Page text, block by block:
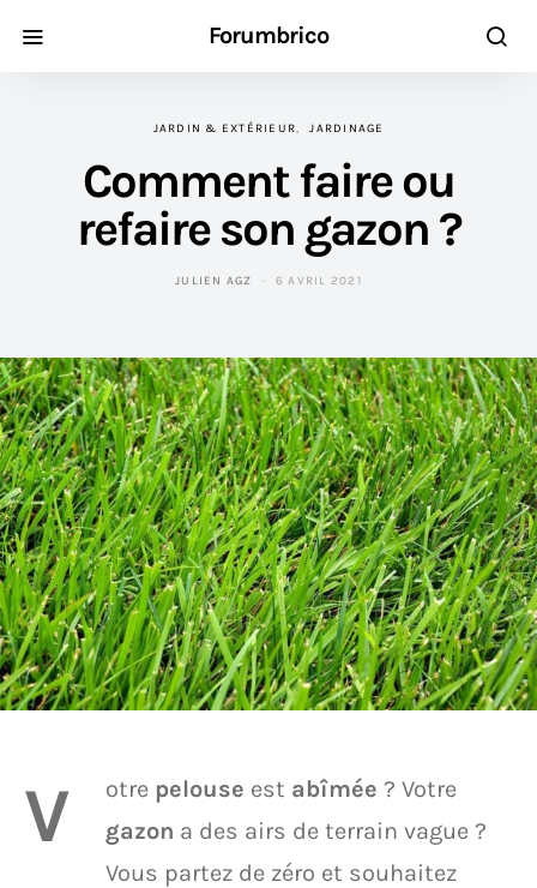
Forumbrico
JARDIN & EXTÉRIEUR JARDINAGE
Comment faire ou
refaire son gazon ?
JULIEN AGZ 6 AVRIL 2021
V otre pelouse est abîmée ? Votre
gazon a des airs de terrain vague ?
Vous partez de zéro et souhaitez